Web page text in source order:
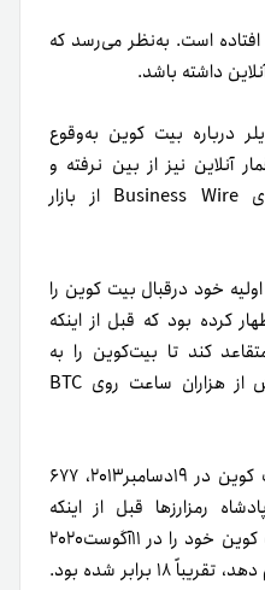
است. به‌نظر می‌رسد که
داشته باشد.
درباره بیت کوین به‌وقوع
آنلاین نیز از بین نرفته و
در‌حال‌حاضر، باتوجه‌به داده‌های Business Wire از بازار
اولیه خود درقبال بیت کوین را
کرده بود که قبل از اینکه
کند تا بیت‌کوین را به
ترازنامه شرکت اضافه کند، بیش از هزاران ساعت روی BTC
به‌گفته CoinGecko، قیمت بیت کوین در ۱۹‌دسامبر۲۰۱۳، ۶۷۷
رمزارزها قبل از اینکه
مایکرو‌استراتژی اولین خرید بیت کوین خود را در ۱۱‌آگوست‌۲۰۲۰
با قیمت تقریبی ۱۱,۶۵۰ دلار انجام دهد، تقریباً ۱۸ برابر شده بود.